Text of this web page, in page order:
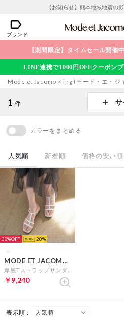
【お知らせ】熊本地域地震の
ブランド
【期間限定】タイムセール開催
LINE連携で1000円OFFクーポン
Mode et Jacomo × ing (モード・エ・ジ
1 件 サ
カラーをまとめる
人気順 新着順 価格の安い順
30% 20
MODE ET JACOMO carino
￥9,240
表示順 :